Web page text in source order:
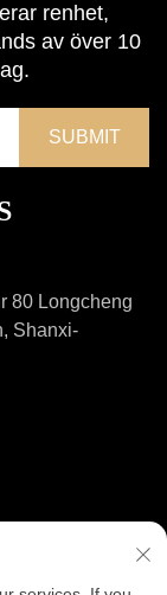
renhet,
av över 10
80 Longcheng
Shanxi-